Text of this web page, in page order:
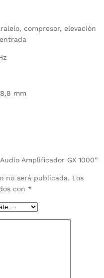
compresor, elevación
mm
Amplificador GX 1000”
no será publicada. Los
con *